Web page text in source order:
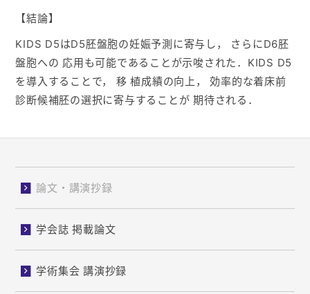
【結論】
KIDS D5はD5胚盤胞の妊娠予測に寄与し， さらにD6胚
盤胞への 応用も可能であることが示唆された．KIDS D5
を導入することで， 移 植成績の向上， 効率的な着床前
診断候補胚の選択に寄与することが 期待される．
論文・講演抄録
学会誌 掲載論文
学術集会 講演抄録